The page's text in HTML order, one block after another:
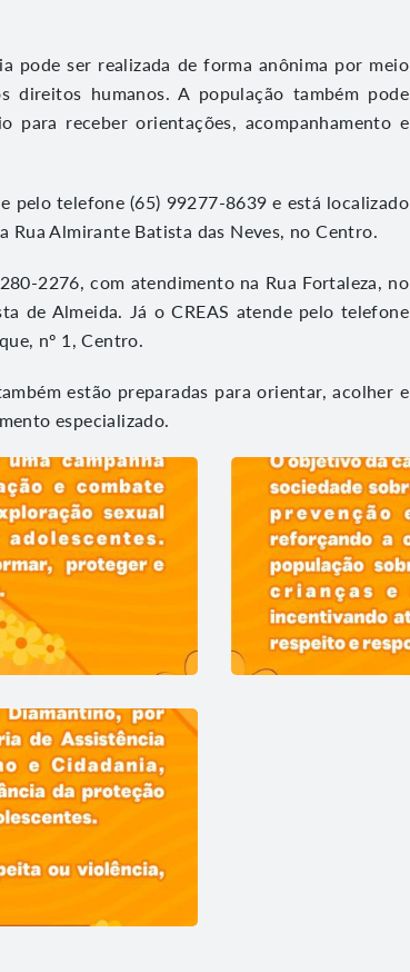
pode ser realizada de forma anônima por meio
direitos humanos. A população também pode
para receber orientações, acompanhamento e
pelo telefone (65) 99277-8639 e está localizado
Rua Almirante Batista das Neves, no Centro.
2276, com atendimento na Rua Fortaleza, no
de Almeida. Já o CREAS atende pelo telefone
nº 1, Centro.
estão preparadas para orientar, acolher e
especializado.